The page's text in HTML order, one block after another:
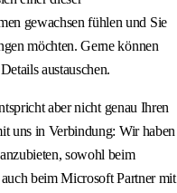
gewachsen fühlen und Sie
möchten. Gerne können
austauschen.
aber nicht genau Ihren
uns in Verbindung: Wir haben
sowohl beim
beim Microsoft Partner mit